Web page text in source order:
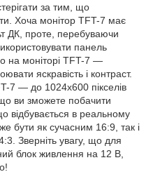
за тим, що
Хоча монітор TFT-7 має
ДК, проте, перебуваючи
панель
на моніторі TFT-7 —
яскравість і контраст.
7 — до 1024х600 пікселів
ви зможете побачити
відбувається в реальному
бути як сучасним 16:9, так і
Зверніть увагу, що для
блок живлення на 12 В,